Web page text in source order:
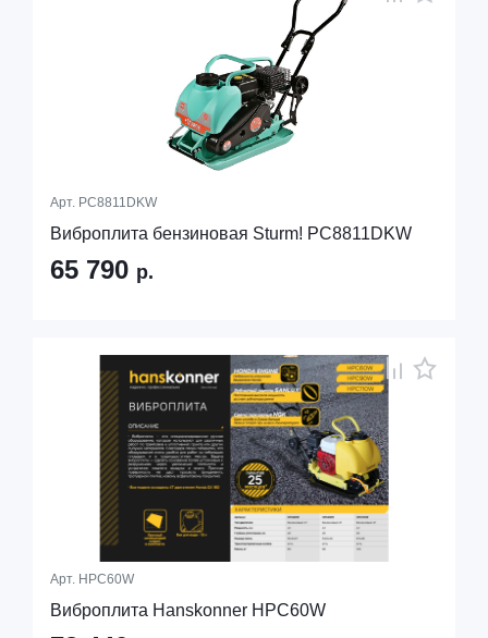
Арт. PC8811DKW
Виброплита бензиновая Sturm! PC8811DKW
65 790 р.
Арт. HPC60W
Виброплита Hanskonner HPC60W